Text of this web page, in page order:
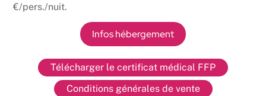
€/pers./nuit.
Infos hébergement
Télécharger le certificat médical FFP
Conditions générales de vente